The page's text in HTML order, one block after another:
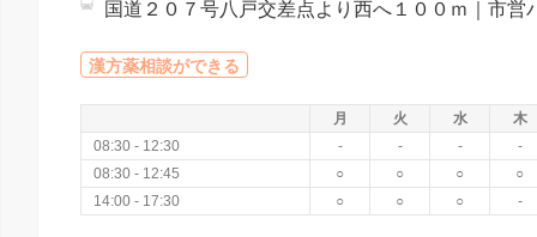
漢方薬相談ができる
月 火 水
木
08:30 - 12:30
- - -
-
08:30 - 12:45
○ ○ ○
○
14:00 - 17:30
○ ○ ○ -